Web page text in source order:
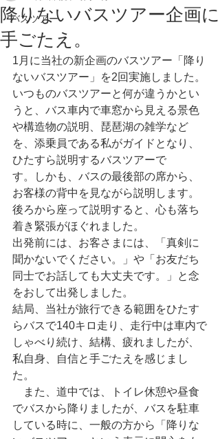
バスツアー
降りないバスツアー企画に
手ごたえ。
1月に当社の新企画のバスツアー「降り
ないバスツアー」を2回実施しました。
いつものバスツアーと何が違うかとい
うと、バス車内で車窓から見える景色
や構造物の説明、琵琶湖の雑学など
を、添乗員である私がガイドとなり、
ひたすら説明するバスツアーで
す。しかも、バスの最後部の席から、
お客様の背中を見ながら説明します。
後ろから座って説明すると、心も落ち
着き緊張がほぐれました。
出発前には、お客さまには、「真剣に
聞かないでください。」や「お友だち
同士でお話しても大丈夫です。」と念
をおして出発しました。
結局、当社が旅行できる範囲をひたす
らバスで140キロ走り、走行中は車内で
しゃべり続け、結構、疲れましたが、
私自身、自信と手ごたえを感じまし
た。
また、道中では、トイレ休憩や昼食
でバスから降りましたが、バスを駐車
している時に、一般の方から「降りな